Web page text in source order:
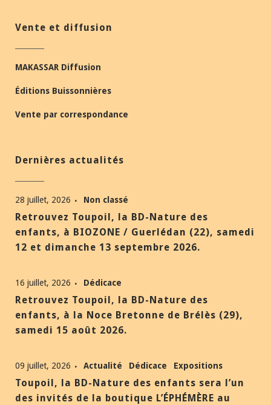
Vente et diffusion
MAKASSAR Diffusion
Éditions Buissonnières
Vente par correspondance
Dernières actualités
28 juillet, 2026 Non classé
Retrouvez Toupoil, la BD-Nature des
enfants, à BIOZONE / Guerlédan (22), samedi
12 et dimanche 13 septembre 2026.
16 juillet, 2026 Dédicace
Retrouvez Toupoil, la BD-Nature des
enfants, à la Noce Bretonne de Brélès (29),
samedi 15 août 2026.
09 juillet, 2026 Actualité Dédicace Expositions
Toupoil, la BD-Nature des enfants sera l’un
des invités de la boutique L’ÉPHÉMÈRE au